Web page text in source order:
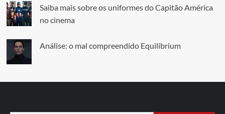
Saiba mais sobre os uniformes do Capitão América
no cinema
Análise: o mal compreendido Equilibrium